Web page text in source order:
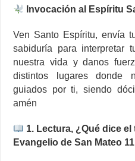
Invocación al Espíritu
Ven Santo Espíritu, envía
sabiduría para interpretar
nuestra vida y danos
distintos lugares donde
guiados por ti, siendo
amén
1. Lectura, ¿Qué dice el
Evangelio de San Mateo